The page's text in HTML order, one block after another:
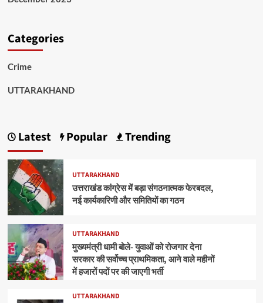
Categories
Crime
UTTARAKHAND
Latest Popular Trending
UTTARAKHAND
उत्तराखंड कांग्रेस में बड़ा संगठनात्मक फेरबदल,
नई कार्यकारिणी और समितियों का गठन
UTTARAKHAND
मुख्यमंत्री धामी बोले- युवाओं को रोजगार देना
सरकार की सर्वोच्च प्राथमिकता, आने वाले महीनों
में हजारों पदों पर की जाएगी भर्ती
UTTARAKHAND